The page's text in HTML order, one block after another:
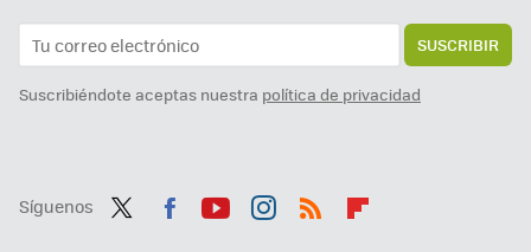
SUSCRIBIR
Suscribiéndote aceptas nuestra política de privacidad
Síguenos